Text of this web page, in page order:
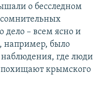
о бесследном
дело – всем ясно и
например, было
где люди
крымского